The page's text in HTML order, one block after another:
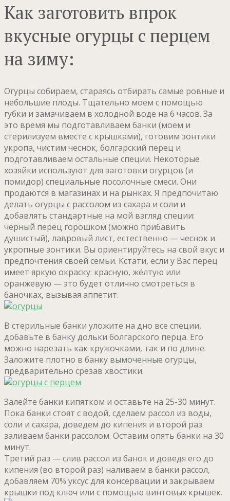
Как заготовить впрок
вкусные огурцы с перцем
на зиму:
Огурцы собираем, стараясь отбирать самые ровные и
небольшие плоды. Тщательно моем с помощью
губки и замачиваем в холодной воде на 6 часов. За
это время мы подготавливаем банки (моем и
стерилизуем вместе с крышками), готовим зонтики
укропа, чистим чеснок, болгарский перец и
подготавливаем остальные специи. Некоторые
хозяйки используют для заготовки огурцов (и
помидор) специальные посолочные смеси. Они
продаются в магазинах и на рынках. Я предпочитаю
делать огурцы с рассолом из сахара и соли и
добавлять стандартные на мой взгляд специи:
черный перец горошком (можно прибавить
душистый), лавровый лист, естественно — чеснок и
укропные зонтики. Вы ориентируйтесь на свой вкус и
предпочтения своей семьи. Кстати, если у Вас перец
имеет яркую окраску: красную, жёлтую или
оранжевую — это будет отлично смотреться в
баночках, вызывая аппетит.
В стерильные банки уложите на дно все специи,
добавьте в банку дольки болгарского перца. Его
можно нарезать как кружочками, так и по длине.
Заложите плотно в банку вымоченные огурцы,
предварительно срезав хвостики.
Залейте банки кипятком и оставьте на 25-30 минут.
Пока банки стоят с водой, сделаем рассол из воды,
соли и сахара, доведем до кипения и второй раз
заливаем банки рассолом. Оставим опять банки на 30
минут.
Третий раз — слив рассол из банок и доведя его до
кипения (во второй раз) наливаем в банки рассол,
добавляем 70% уксус для консервации и закрываем
крышки под ключ или с помощью винтовых крышек.